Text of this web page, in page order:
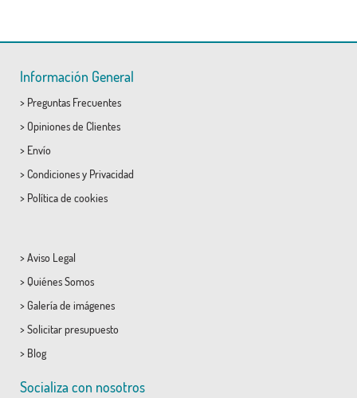
Información General
> Preguntas Frecuentes
> Opiniones de Clientes
> Envío
> Condicionesy Privacidad
> Política de cookies
> Aviso Legal
> Quiénes Somos
> Galería de imágenes
> Solicitar presupuesto
> Blog
Socializa con nosotros